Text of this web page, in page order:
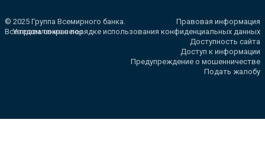
© 2025 Группа Всемирного банка.
Все права сохранены.
Правовая информация
Уведомление о порядке использования конфиденциальных данных
Доступность сайта
Доступ к информации
Предупреждение о мошенничестве
Подать жалобу